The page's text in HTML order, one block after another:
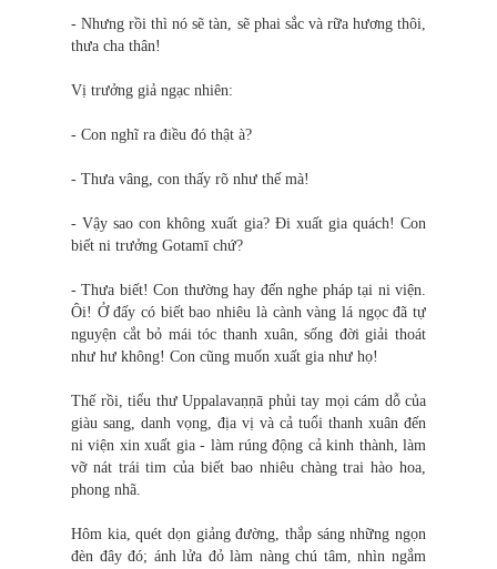
- Nhưng rồi thì nó sẽ tàn, sẽ phai sắc và rữa hương thôi,
thưa cha thân!
Vị trưởng giả ngạc nhiên:
- Con nghĩ ra điều đó thật à?
- Thưa vâng, con thấy rõ như thế mà!
- Vậy sao con không xuất gia? Đi xuất gia quách! Con
biết ni trưởng Gotamī chứ?
- Thưa biết! Con thường hay đến nghe pháp tại ni viện.
Ôi! Ở đấy có biết bao nhiêu là cành vàng lá ngọc đã tự
nguyện cắt bỏ mái tóc thanh xuân, sống đời giải thoát
như hư không! Con cũng muốn xuất gia như họ!
Thế rồi, tiểu thư Uppalavaṇṇā phủi tay mọi cám dỗ của
giàu sang, danh vọng, địa vị và cả tuổi thanh xuân đến
ni viện xin xuất gia - làm rúng động cả kinh thành, làm
vỡ nát trái tim của biết bao nhiêu chàng trai hào hoa,
phong nhã.
Hôm kia, quét dọn giảng đường, thắp sáng những ngọn
đèn đây đó; ánh lửa đỏ làm nàng chú tâm, nhìn ngắm